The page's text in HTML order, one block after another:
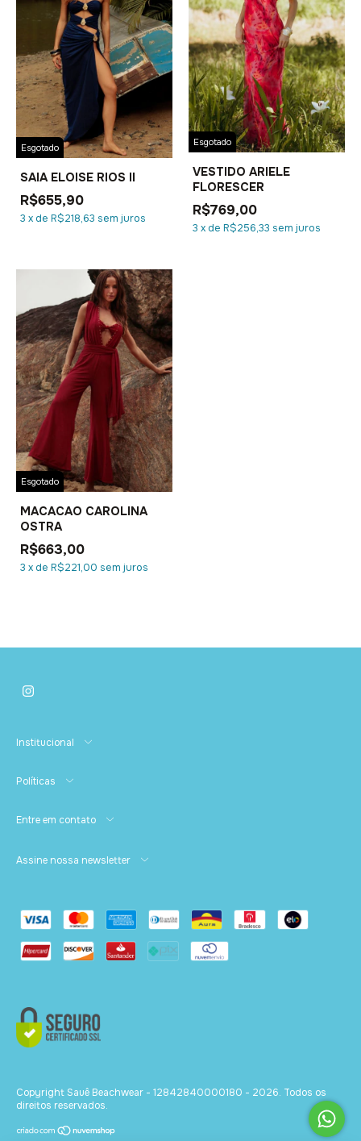
Esgotado
SAIA ELOISE RIOS II
R$655,90
3 xde R$218,63 sem juros
Esgotado
VESTIDO ARIELE
FLORESCER
R$769,00
3 xde R$256,33 sem juros
Esgotado
MACACAO CAROLINA
OSTRA
R$663,00
3 xde R$221,00 sem juros
Institucional
Políticas
Entre em contato
Assine nossa newsletter
Copyright Sauê Beachwear - 12842840000180 - 2026. Todos os
direitos reservados.